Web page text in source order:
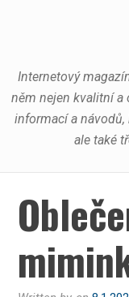
Internetový
něm nejen kvalitní a
informací a
ale také